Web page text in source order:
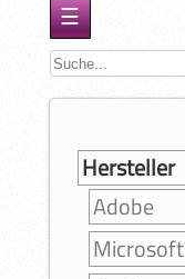
☰
Hersteller
Adobe
Microsoft